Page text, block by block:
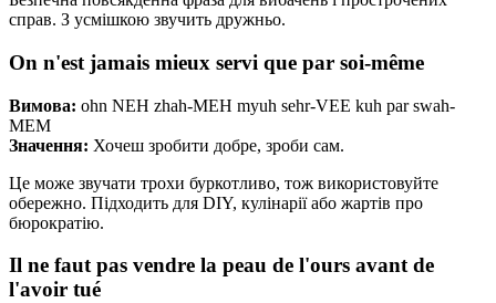
справ. З усмішкою звучить дружньо.
On n'est jamais mieux servi que par soi-même
Вимова: ohn NEH zhah-MEH myuh sehr-VEE kuh par swah-
MEM
Значення: Хочеш зробити добре, зроби сам.
Це може звучати трохи буркотливо, тож використовуйте
обережно. Підходить для DIY, кулінарії або жартів про
бюрократію.
Il ne faut pas vendre la peau de l'ours avant de
l'avoir tué